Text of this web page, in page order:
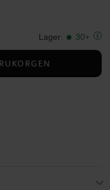
Lager: 30+